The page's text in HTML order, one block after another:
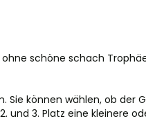
schöne schach
Sie können wählen, ob der
3. Platz eine kleinere